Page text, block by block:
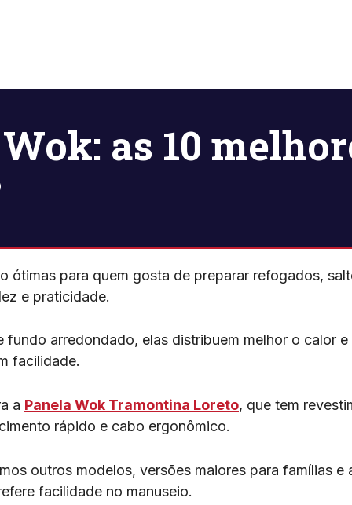
as 10
ótimas para quem gosta de preparar refogados,
e praticidade.
fundo arredondado, elas distribuem melhor o calor e
facilidade.
a Panela Wok Tramontina Loreto, que tem
rápido e cabo ergonômico.
outros modelos, versões maiores para famílias e
facilidade no manuseio.